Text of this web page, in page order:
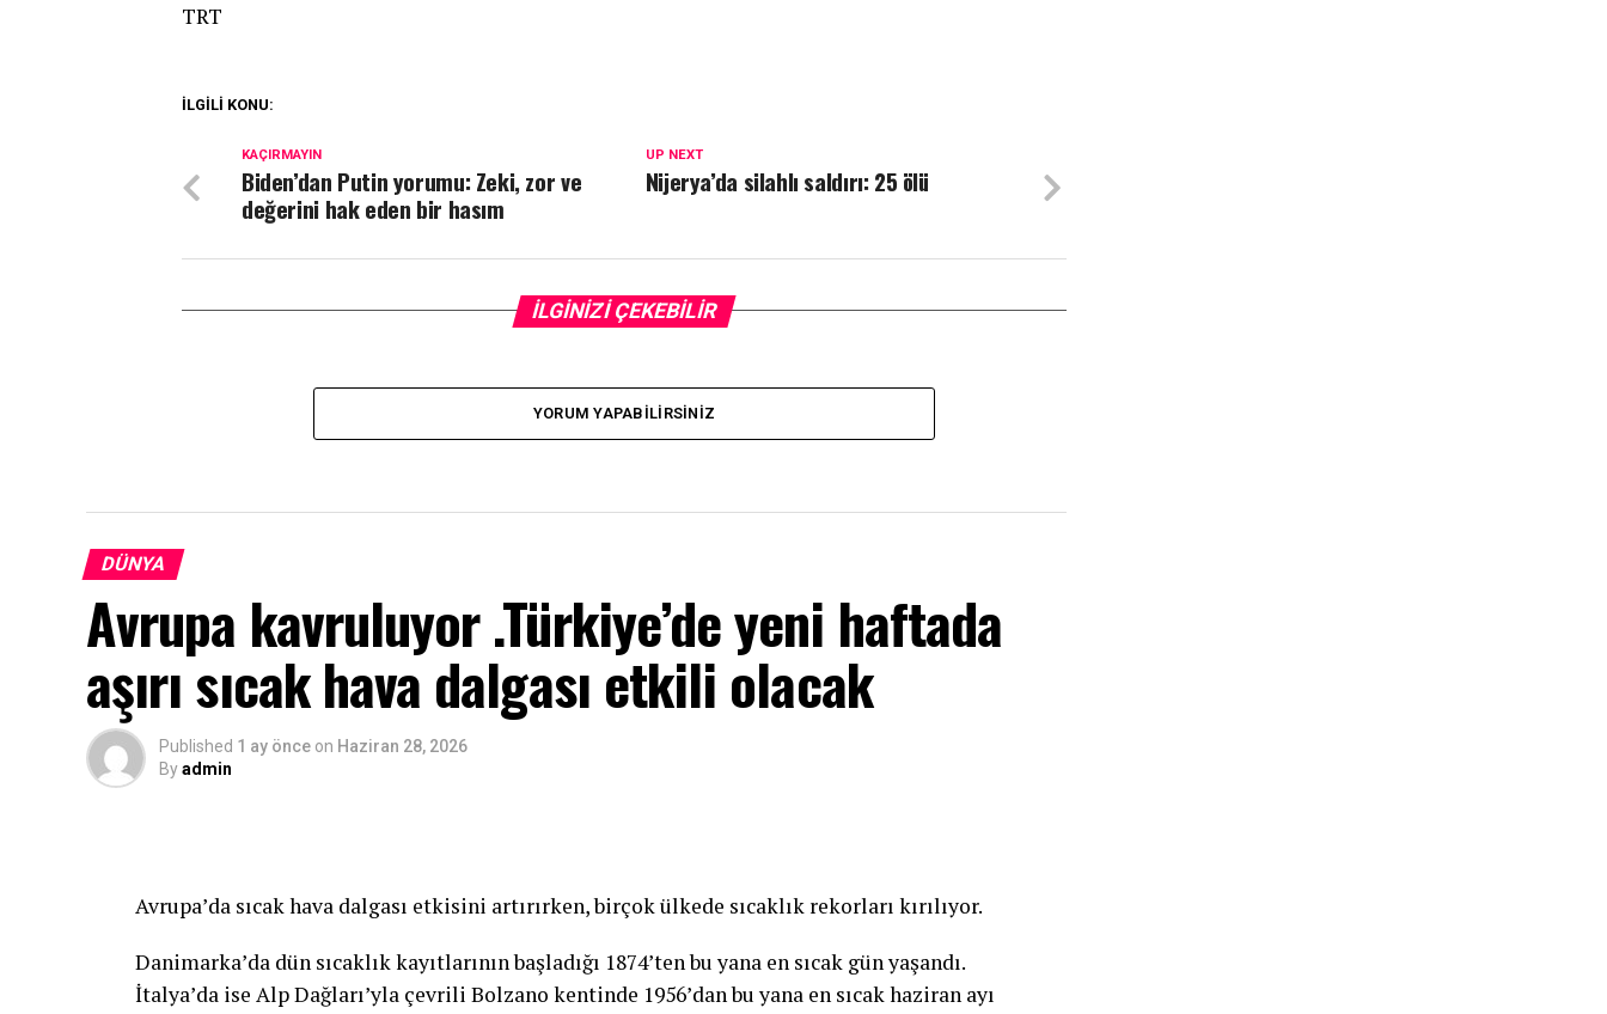
TRT
İLGİLİ KONU:
UP NEXT
Nijerya’da silahlı saldırı: 25 ölü
KAÇIRMAYIN
Biden’dan Putin yorumu: Zeki, zor ve
değerini hak eden bir hasım
İLGİNİZİ ÇEKEBİLİR
YORUM YAPABILIRSINIZ
DÜNYA
Avrupa kavruluyor .Türkiye’de yeni haftada
aşırı sıcak hava dalgası etkili olacak
Published 1 ay önce on Haziran 28, 2026
Byadmin
Avrupa’da sıcak hava dalgası etkisini artırırken, birçok ülkede sıcaklık rekorları kırılıyor.
Danimarka’da dün sıcaklık kayıtlarının başladığı 1874’ten bu yana en sıcak gün yaşandı.
İtalya’da ise Alp Dağları’yla çevrili Bolzano kentinde 1956’dan bu yana en sıcak haziran ayı